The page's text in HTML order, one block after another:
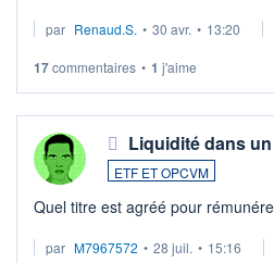
Investissement long terme tip top
par Renaud.S. • 30 avr. • 13:20
17commentaires • 1 j'aime
Liquidité dans
ETF ET OPCVM
Quel titre est agréé pour
par M7967572 • 28 juil. • 15:16